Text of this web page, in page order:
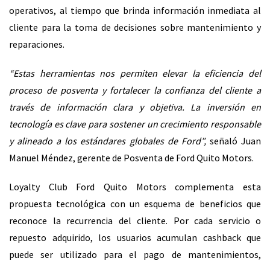
operativos, al tiempo que brinda información inmediata al
cliente para la toma de decisiones sobre mantenimiento y
reparaciones.
“Estas herramientas nos permiten elevar la eficiencia del
proceso de posventa y fortalecer la confianza del cliente a
través de información clara y objetiva. La inversión en
tecnología es clave para sostener un crecimiento responsable
y alineado a los estándares globales de Ford”, señaló Juan
Manuel Méndez, gerente de Posventa de Ford Quito Motors.
Loyalty Club Ford Quito Motors complementa esta
propuesta tecnológica con un esquema de beneficios que
reconoce la recurrencia del cliente. Por cada servicio o
repuesto adquirido, los usuarios acumulan cashback que
puede ser utilizado para el pago de mantenimientos,